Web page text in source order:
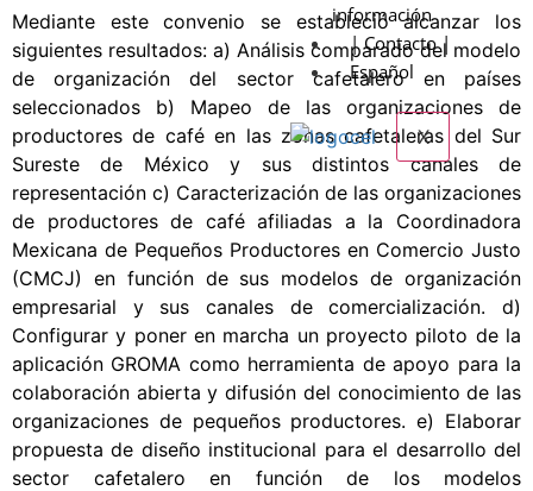
información
| Contacto |
Español
X
Mediante este convenio se estableció alcanzar los
siguientes resultados: a) Análisis comparado del modelo
de organización del sector cafetalero en países
seleccionados b) Mapeo de las organizaciones de
productores de café en las zonas cafetaleras del Sur
Sureste de México y sus distintos canales de
representación c) Caracterización de las organizaciones
de productores de café afiliadas a la Coordinadora
Mexicana de Pequeños Productores en Comercio Justo
(CMCJ) en función de sus modelos de organización
empresarial y sus canales de comercialización. d)
Configurar y poner en marcha un proyecto piloto de la
aplicación GROMA como herramienta de apoyo para la
colaboración abierta y difusión del conocimiento de las
organizaciones de pequeños productores. e) Elaborar
propuesta de diseño institucional para el desarrollo del
sector cafetalero en función de los modelos